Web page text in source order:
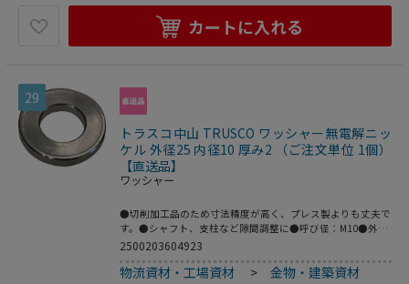
カートに入れる
29
トラスコ中山 TRUSCO ワッシャー無電解ニッ
ケル 外径25 内径10 厚み2 （ご注文単位 1個）
【直送品】
ワッシャー
●切削加工品のため寸法精度が高く、プレス製よりも丈夫で
す。●シャフト、支柱など隙間調整に●呼び径：M10●外径
(mm)：25●内径(mm)：10●厚さ(mm)：2●鉄(無電解ニッ
2500203604923
物流資材・工場資材 >金物・建築資材